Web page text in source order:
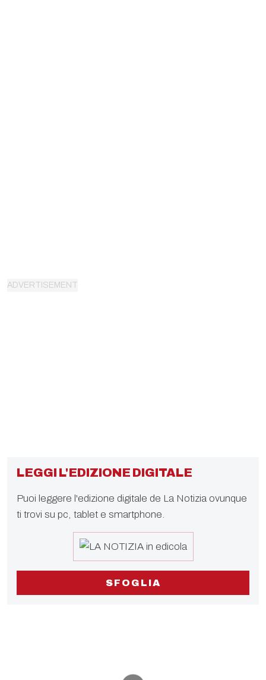
LEGGI L'EDIZIONE DIGITALE
Puoi leggere l'edizione digitale de La Notizia ovunque
ti trovi su pc, tablet e smartphone.
SFOGLIA